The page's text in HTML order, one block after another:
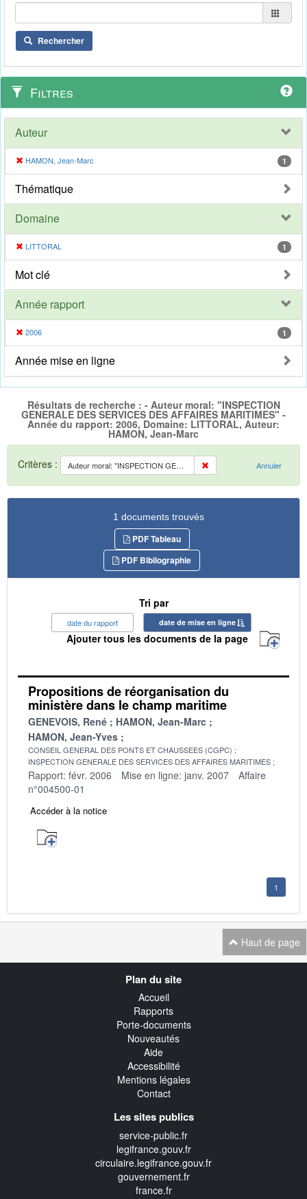
Rechercher
Filtres
Auteur
HAMON, Jean-Marc 1
Thématique
Domaine
LITTORAL 1
Mot clé
Année rapport
2006 1
Année mise en ligne
Résultats de recherche : - Auteur moral: "INSPECTION
GENERALE DES SERVICES DES AFFAIRES MARITIMES" -
Année du rapport: 2006, Domaine: LITTORAL, Auteur:
HAMON, Jean-Marc
Critères : Auteur moral: "INSPECTION GENERALE DES SERVICES DES AFFAIRES MARITIMES" Annuler
1 documents trouvés
PDF Tableau
PDF Bibliographie
Tri par
date du rapport date de mise en ligne
Ajouter tous les documents de la page
Propositions de réorganisation du
ministère dans le champ maritime
GENEVOIS, René
HAMON, Jean-Marc
HAMON, Jean-Yves
CONSEIL GENERAL DES PONTS ET CHAUSSEES (CGPC)
INSPECTION GENERALE DES SERVICES DES AFFAIRES MARITIMES
Rapport: févr. 2006 Mise en ligne: janv. 2007
Affaire
n°004500-01
Accéder à la notice
1
Haut de page
Plan du site
Accueil
Rapports
Porte-documents
Nouveautés
Aide
Accessibilité
Mentions légales
Contact
Les sites publics
service-public.fr
legifrance.gouv.fr
circulaire.legifrance.gouv.fr
gouvernement.fr
france.fr